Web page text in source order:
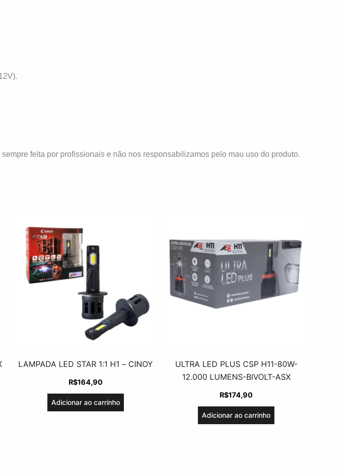
feita por profissionais e não nos responsabilizamos pelo mau uso do produto.
LAMPADA LED STAR 1:1 H1 – CINOY
R$164,90
Adicionar ao carrinho
ULTRA LED PLUS CSP H11-80W-
12.000 LUMENS-BIVOLT-ASX
R$174,90
Adicionar ao carrinho